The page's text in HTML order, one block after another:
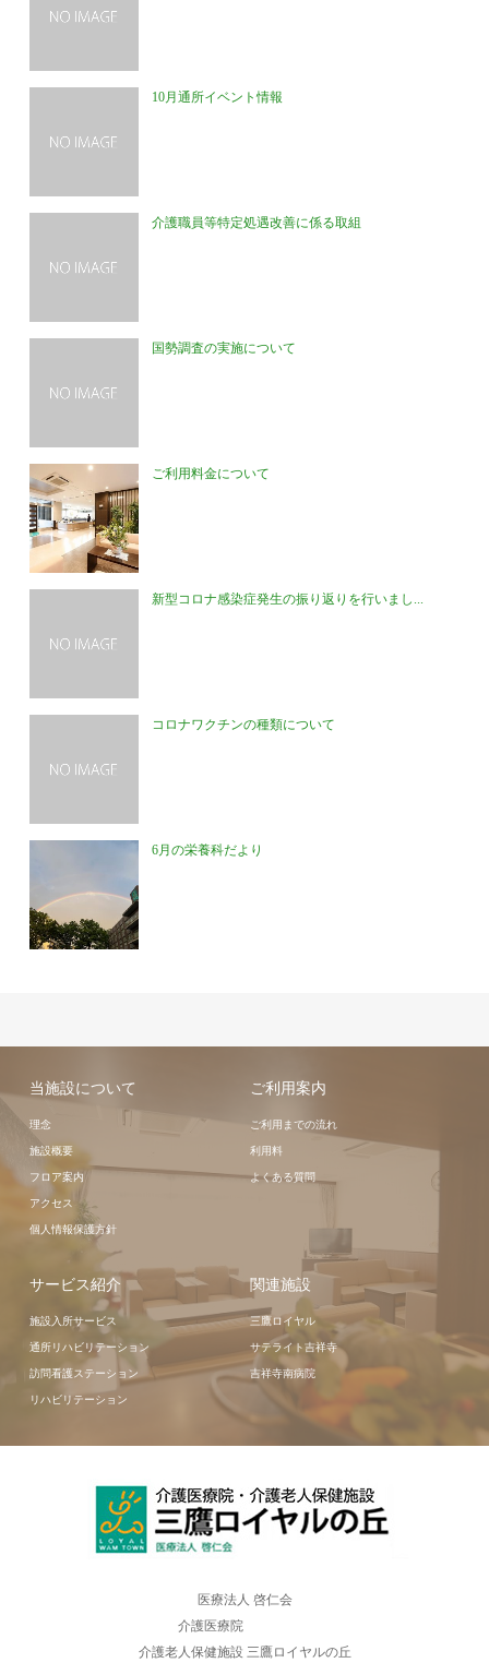
10月通所イベント情報
介護職員等特定処遇改善に係る取組
国勢調査の実施について
ご利用料金について
新型コロナ感染症発生の振り返りを行いまし...
コロナワクチンの種類について
6月の栄養科だより
当施設について
理念
施設概要
フロア案内
アクセス
個人情報保護方針
ご利用案内
ご利用までの流れ
利用料
よくある質問
サービス紹介
施設入所サービス
通所リハビリテーション
訪問看護ステーション
リハビリテーション
関連施設
三鷹ロイヤル
サテライト吉祥寺
吉祥寺南病院
医療法人 啓仁会
介護医療院
介護老人保健施設 三鷹ロイヤルの丘